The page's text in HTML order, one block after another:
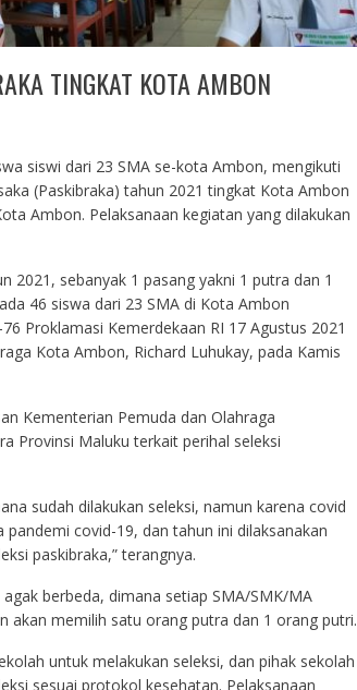
TINGKAT KOTA AMBON
siswi dari 23 SMA se-kota Ambon, mengikuti
(Paskibraka) tahun 2021 tingkat Kota Ambon
Ambon. Pelaksanaan kegiatan yang dilakukan
2021, sebanyak 1 pasang yakni 1 putra dan 1
46 siswa dari 23 SMA di Kota Ambon
Proklamasi Kemerdekaan RI 17 Agustus 2021
Kota Ambon, Richard Luhukay, pada Kamis
Kementerian Pemuda dan Olahraga
Provinsi Maluku terkait perihal seleksi
sudah dilakukan seleksi, namun karena covid
covid-19, dan tahun ini dilaksanakan
paskibraka,” terangnya.
berbeda, dimana setiap SMA/SMK/MA
akan memilih satu orang putra dan 1 orang putri.
untuk melakukan seleksi, dan pihak sekolah
sesuai protokol kesehatan. Pelaksanaan